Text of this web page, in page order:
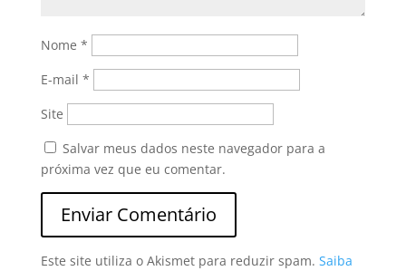
Nome *
E-mail *
Site
Salvar meus dados neste navegador para a
próxima vez que eu comentar.
Este site utiliza o Akismet para reduzir spam. Saiba